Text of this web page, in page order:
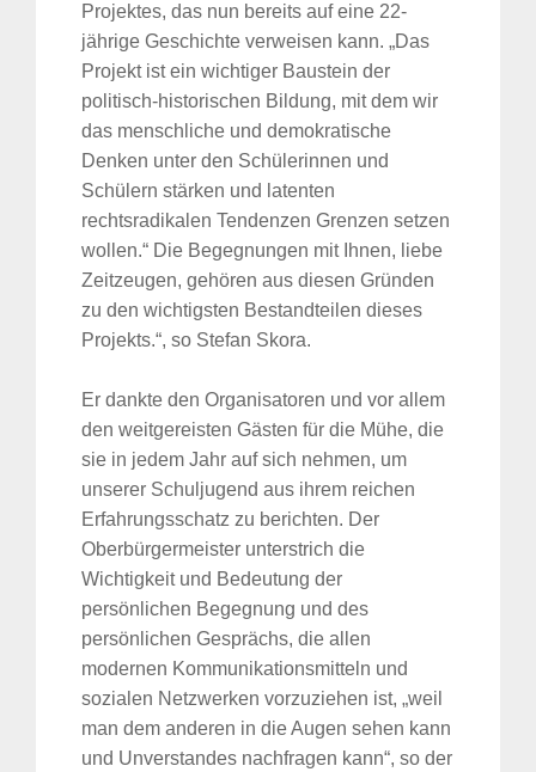
Projektes, das nun bereits auf eine 22-
jährige Geschichte verweisen kann. „Das
Projekt ist ein wichtiger Baustein der
politisch-historischen Bildung, mit dem wir
das menschliche und demokratische
Denken unter den Schülerinnen und
Schülern stärken und latenten
rechtsradikalen Tendenzen Grenzen setzen
wollen.“ Die Begegnungen mit Ihnen, liebe
Zeitzeugen, gehören aus diesen Gründen
zu den wichtigsten Bestandteilen dieses
Projekts.“, so Stefan Skora.
Er dankte den Organisatoren und vor allem
den weitgereisten Gästen für die Mühe, die
sie in jedem Jahr auf sich nehmen, um
unserer Schuljugend aus ihrem reichen
Erfahrungsschatz zu berichten. Der
Oberbürgermeister unterstrich die
Wichtigkeit und Bedeutung der
persönlichen Begegnung und des
persönlichen Gesprächs, die allen
modernen Kommunikationsmitteln und
sozialen Netzwerken vorzuziehen ist, „weil
man dem anderen in die Augen sehen kann
und Unverstandes nachfragen kann“, so der